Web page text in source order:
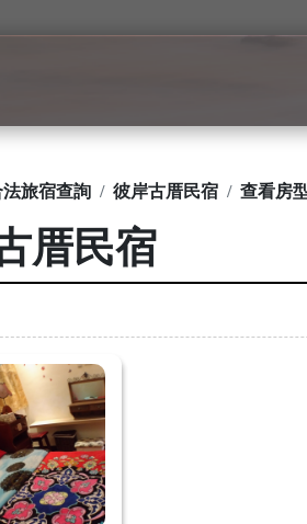
法旅宿查詢 彼岸古厝民宿 查看房
厝民宿